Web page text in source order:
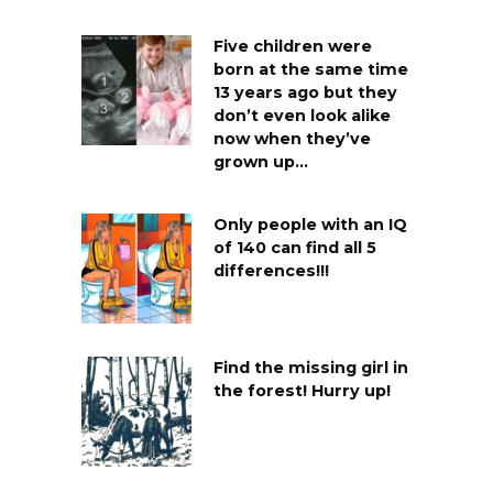
Five children were
born at the same time
13 years ago but they
don’t even look alike
now when they’ve
grown up…
Only people with an IQ
of 140 can find all 5
differences!!!
Find the missing girl in
the forest! Hurry up!